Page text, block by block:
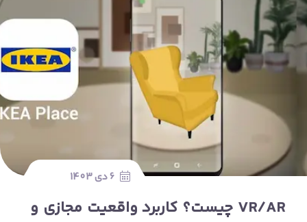
6 دی 1403
VR/AR چیست؟ کاربرد واقعیت مجازی و